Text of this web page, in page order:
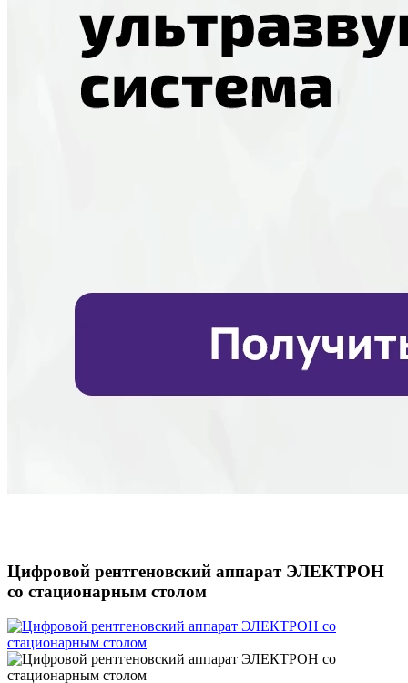
Цифровой рентгеновский аппарат ЭЛЕКТРОН
со стационарным столом